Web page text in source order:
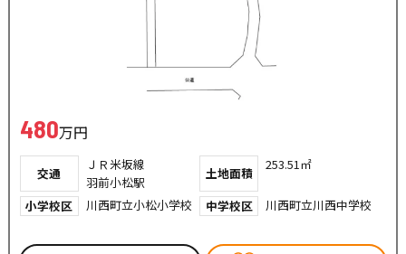
480万円
交通
ＪＲ米坂線
羽前小松駅
土地面積
253.51㎡
小学校区 川西町立小松小学校 中学校区 川西町立川西中学校